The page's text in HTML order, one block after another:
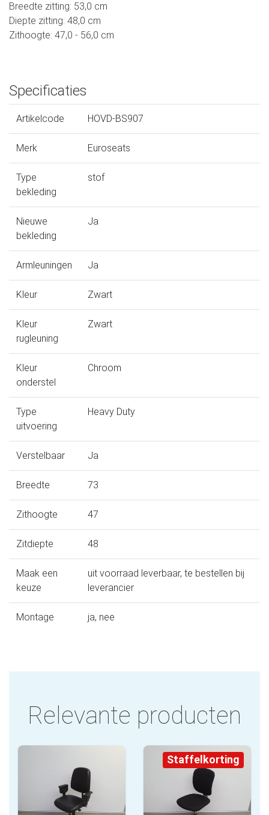
Breedte zitting: 53,0 cm
Diepte zitting: 48,0 cm
Zithoogte: 47,0 - 56,0 cm
Specificaties
Artikelcode HOVD-BS907
Merk Euroseats
Type
bekleding
stof
Nieuwe
bekleding
Ja
Armleuningen Ja
Kleur Zwart
Kleur
rugleuning
Zwart
Kleur
onderstel
Chroom
Type
uitvoering
Heavy Duty
Verstelbaar Ja
Breedte 73
Zithoogte 47
Zitdiepte 48
Maak een
keuze
uit voorraad leverbaar, te bestellen bij
leverancier
Montage ja, nee
Relevante producten
Staffelkorting